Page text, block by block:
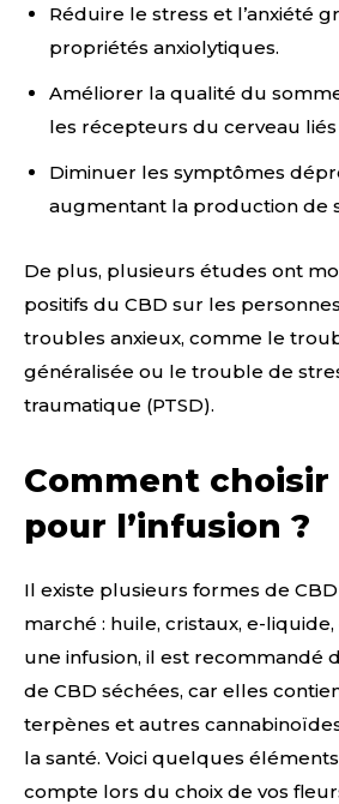
Réduire le stress et l’anxiété
propriétés anxiolytiques.
Améliorer la qualité du
les récepteurs du cerveau
Diminuer les symptômes
augmentant la production de
De plus, plusieurs études ont
positifs du CBD sur les
troubles anxieux, comme le
généralisée ou le trouble de
traumatique (PTSD).
Comment choisir
pour l’infusion ?
Il existe plusieurs formes de
marché : huile, cristaux, e-
une infusion, il est recommandé
de CBD séchées, car elles
terpènes et autres
la santé. Voici quelques
compte lors du choix de vos